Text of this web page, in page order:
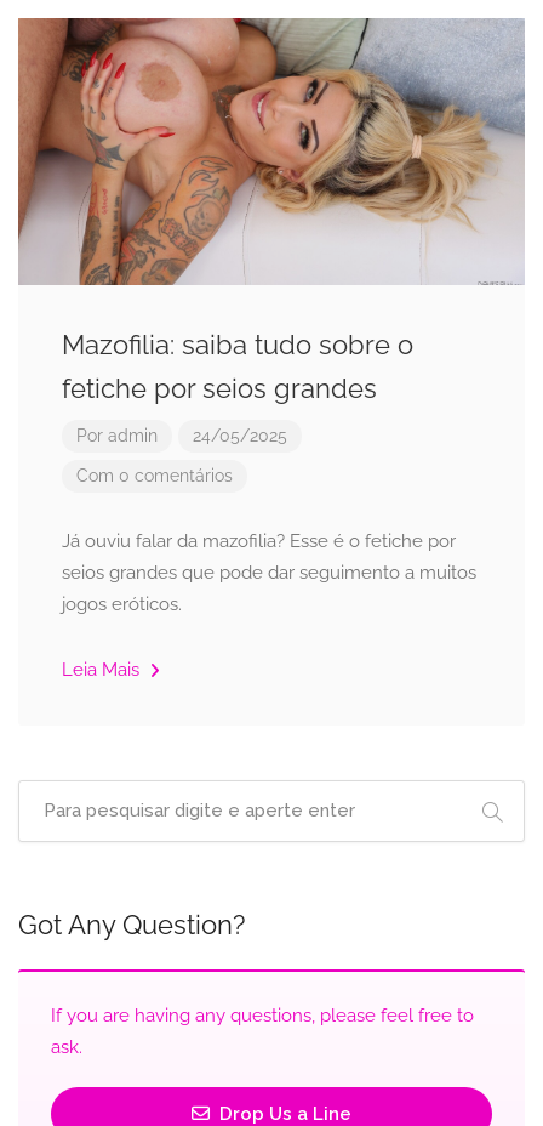
Mazofilia: saiba tudo sobre o
fetiche por seios grandes
Por admin 24/05/2025
Com 0 comentários
Já ouviu falar da mazofilia? Esse é o fetiche por
seios grandes que pode dar seguimento a muitos
jogos eróticos.
Leia Mais
Got Any Question?
If you are having any questions, please feel free to
ask.
Drop Us a Line